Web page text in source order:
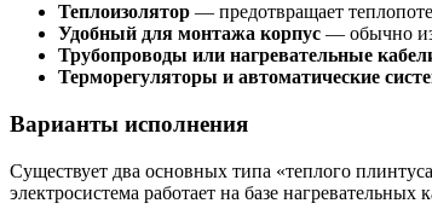
Теплоизолятор — предотвращает
Удобный для монтажа корпус — обычно из
Трубопроводы или нагревательные
Терморегуляторы и автоматические
Варианты исполнения
Существует два основных типа «теплого
электросистема работает на базе нагревательных